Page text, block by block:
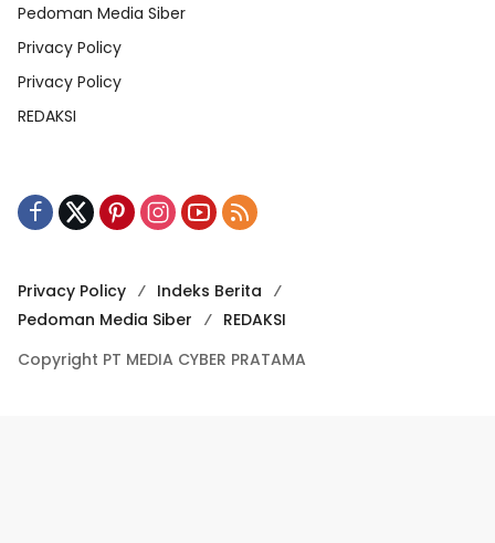
Pedoman Media Siber
Privacy Policy
Privacy Policy
REDAKSI
Privacy Policy
Indeks Berita
Pedoman Media Siber
REDAKSI
Copyright PT MEDIA CYBER PRATAMA